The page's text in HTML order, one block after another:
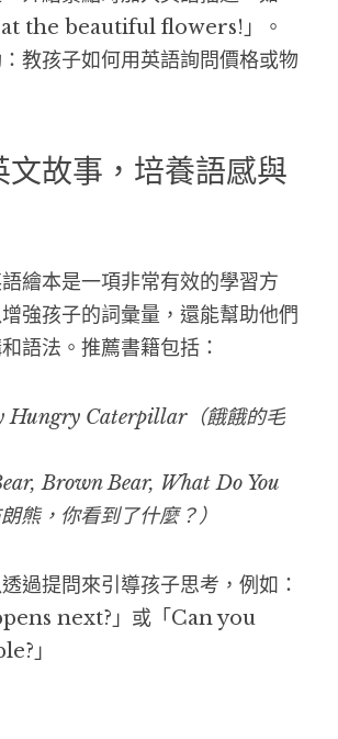
at the beautiful flowers!」。
教孩子如何用英語詢問價格或物
文故事，培養語感與
繪本是一項非常有效的學習方
強孩子的詞彙量，還能幫助他們
語法。推薦書籍包括：
Hungry Caterpillar（餓餓的毛
Brown Bear, What Do You
熊，你看到了什麼？）
過提問來引導孩子思考，例如：
next?」或「Can you
」